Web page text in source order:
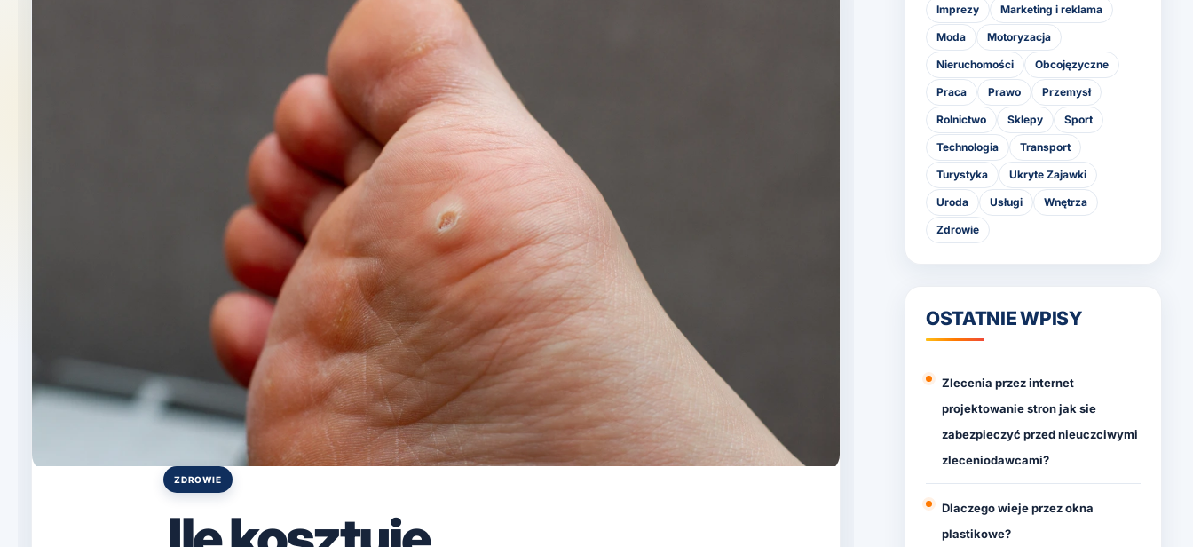
Posted
ZDROWIE
Imprezy Marketing i reklama
Moda Motoryzacja
Nieruchomości Obcojęzyczne
Praca Prawo Przemysł
Rolnictwo Sklepy Sport
Technologia Transport
Turystyka Ukryte Zajawki
Uroda Usługi Wnętrza
Zdrowie
OSTATNIE WPISY
Zlecenia przez internet
projektowanie stron jak sie
zabezpieczyć przed nieuczciwymi
zleceniodawcami?
Dlaczego wieje przez okna
plastikowe?